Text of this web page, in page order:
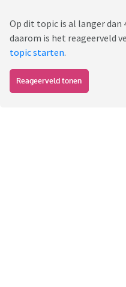
Op dit topic is al langer dan
daarom is het reageerveld
topic starten.
Reageerveld tonen